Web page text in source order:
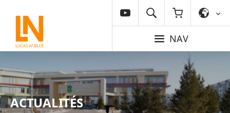
NAV
ACTUALITÉS